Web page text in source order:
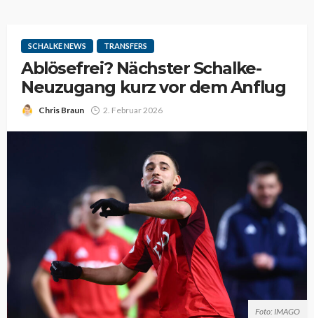
SCHALKE NEWS TRANSFERS
Ablösefrei? Nächster Schalke-
Neuzugang kurz vor dem Anflug
Chris Braun 2. Februar 2026
Foto: IMAGO